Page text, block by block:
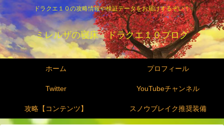
ドラクエ１０の攻略情報や検証データをお届けするぞい！
ミレルザの寝床 ドラクエ１０ブログ
ホーム プロフィール
Twitter YouTubeチャンネル
攻略【コンテンツ】 スノウブレイク推奨装備